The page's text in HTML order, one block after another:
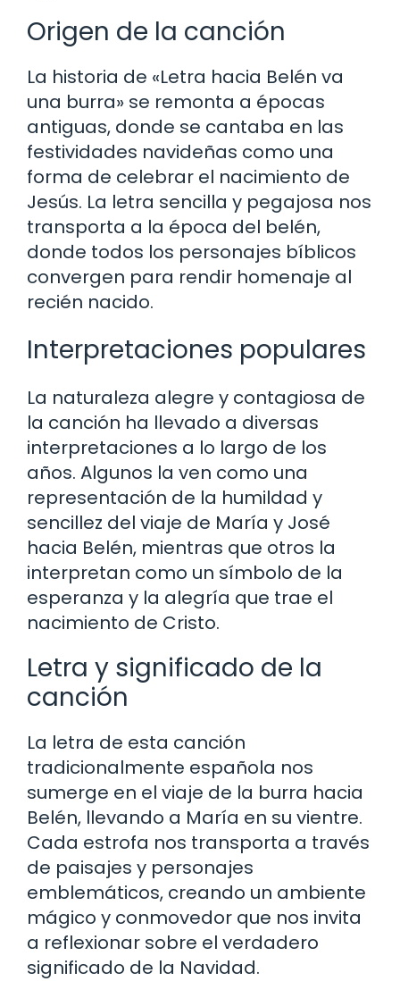
Origen de la canción
La historia de «Letra hacia Belén va
una burra» se remonta a épocas
antiguas, donde se cantaba en las
festividades navideñas como una
forma de celebrar el nacimiento de
Jesús. La letra sencilla y pegajosa nos
transporta a la época del belén,
donde todos los personajes bíblicos
convergen para rendir homenaje al
recién nacido.
Interpretaciones populares
La naturaleza alegre y contagiosa de
la canción ha llevado a diversas
interpretaciones a lo largo de los
años. Algunos la ven como una
representación de la humildad y
sencillez del viaje de María y José
hacia Belén, mientras que otros la
interpretan como un símbolo de la
esperanza y la alegría que trae el
nacimiento de Cristo.
Letra y significado de la
canción
La letra de esta canción
tradicionalmente española nos
sumerge en el viaje de la burra hacia
Belén, llevando a María en su vientre.
Cada estrofa nos transporta a través
de paisajes y personajes
emblemáticos, creando un ambiente
mágico y conmovedor que nos invita
a reflexionar sobre el verdadero
significado de la Navidad.